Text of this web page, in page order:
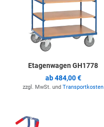
Etagenwagen GH1778
ab484,00 €
zzgl. MwSt. und Transportkosten
Zur Merkliste hinzufügen